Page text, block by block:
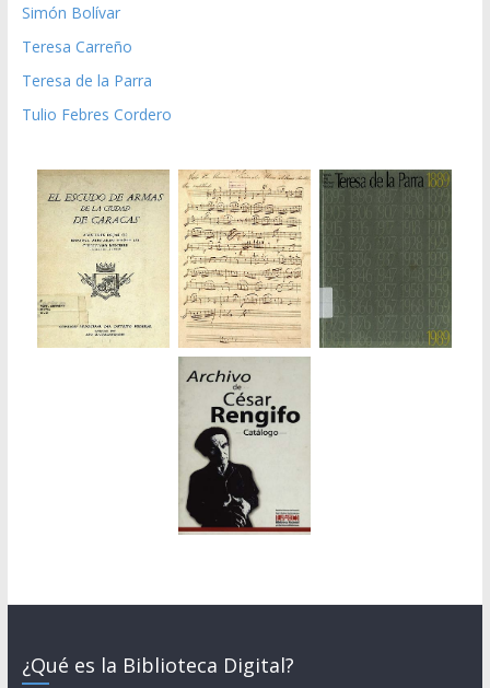
Simón Bolívar
Teresa Carreño
Teresa de la Parra
Tulio Febres Cordero
¿Qué es la Biblioteca Digital?